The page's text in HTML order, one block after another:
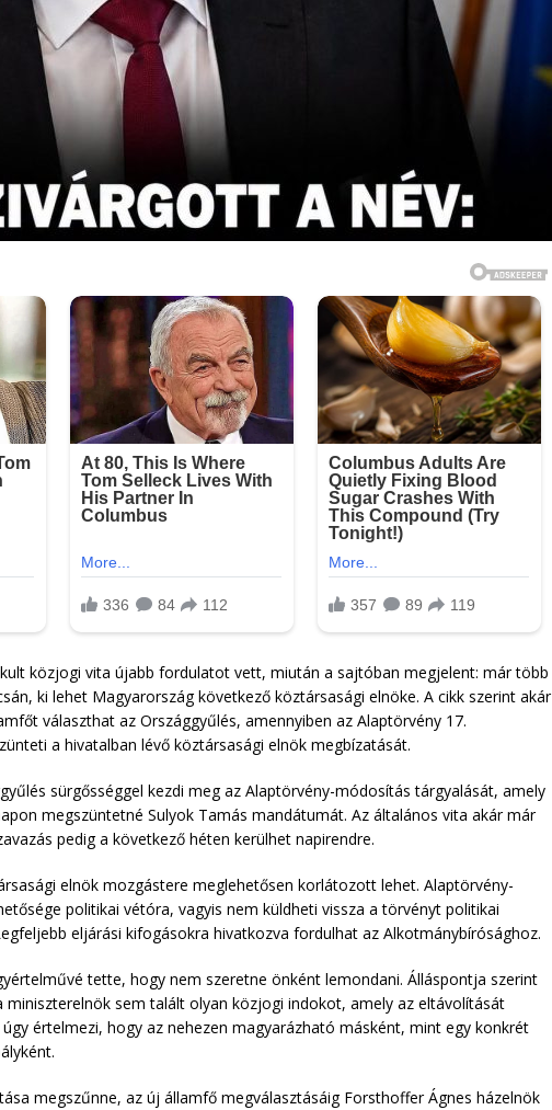
közjogi vita újabb fordulatot vett, miután a sajtóban megjelent: már több
ki lehet Magyarország következő köztársasági elnöke. A cikk szerint akár
választhat az Országgyűlés, amennyiben az Alaptörvény 17.
a hivatalban lévő köztársasági elnök megbízatását.
sürgősséggel kezdi meg az Alaptörvény-módosítás tárgyalását, amely
megszüntetné Sulyok Tamás mandátumát. Az általános vita akár már
pedig a következő héten kerülhet napirendre.
elnök mozgástere meglehetősen korlátozott lehet. Alaptörvény-
politikai vétóra, vagyis nem küldheti vissza a törvényt politikai
eljárási kifogásokra hivatkozva fordulhat az Alkotmánybírósághoz.
tette, hogy nem szeretne önként lemondani. Álláspontja szerint
miniszterelnök sem talált olyan közjogi indokot, amely az eltávolítását
értelmezi, hogy az nehezen magyarázható másként, mint egy konkrét
megszűnne, az új államfő megválasztásáig Forsthoffer Ágnes házelnök